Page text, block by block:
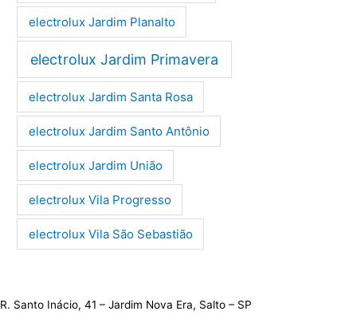
electrolux Jardim Planalto
electrolux Jardim Primavera
electrolux Jardim Santa Rosa
electrolux Jardim Santo Antônio
electrolux Jardim União
electrolux Vila Progresso
electrolux Vila São Sebastião
R. Santo Inácio, 41 – Jardim Nova Era, Salto – SP